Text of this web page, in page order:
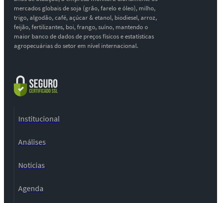
mercados globais de soja (grão, farelo e óleo), milho,
trigo, algodão, café, açúcar & etanol, biodiesel, arroz,
feijão, fertilizantes, boi, frango, suíno, mantendo o
maior banco de dados de preços físicos e estatísticas
agropecuárias do setor em nível internacional.
Institucional
Análises
Notícias
Agenda